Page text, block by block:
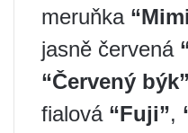
meruňka
jasně červená
“Červený býk”
fialová “Fuji”,